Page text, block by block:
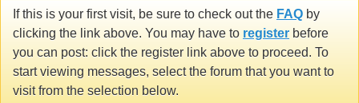
If this is your first visit, be sure to check out the FAQ by
clicking the link above. You may have to register before
you can post: click the register link above to proceed. To
start viewing messages, select the forum that you want to
visit from the selection below.